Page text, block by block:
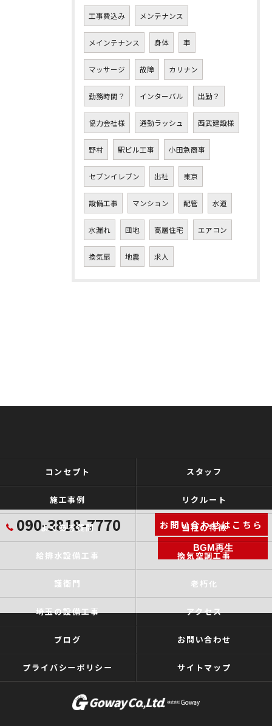
工事費込み メンテナンス
メインテナンス 身体 車
マッサージ 故障 カリナン
勤務時間？ インターバル 出勤？
協力会社様 通勤ラッシュ 西武建設様
野村 駅ビル工事 小田急商事
セブンイレブン 出社 東京
設備工事 マンション 配管 水道
水漏れ 団地 高層住宅 エアコン
換気扇 地震 求人
090-3818-7770 お問い合わせはこちら
BGM再生
コンセプト スタッフ
施工事例 リクルート
よくある質問 当社の特徴
給排水設備工事 換気空調工事
護衛門 老朽化
埼玉の設備工事 アクセス
ブログ お問い合わせ
プライバシーポリシー サイトマップ